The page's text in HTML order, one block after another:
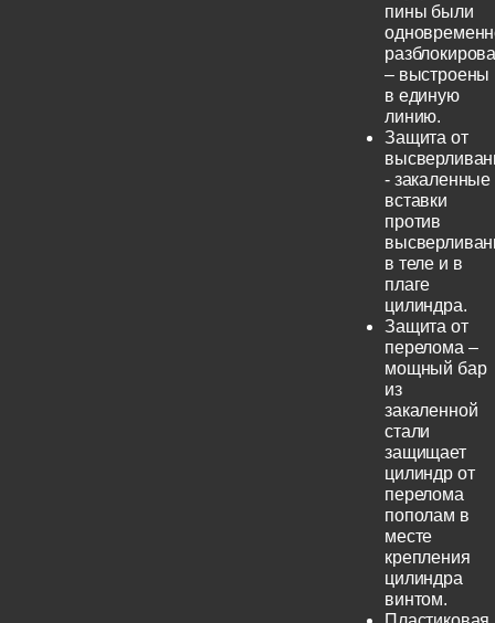
пины были
– выстроены
в единую
линию.
Защита от
- закаленные
вставки
против
в теле и в
плаге
цилиндра.
Защита от
перелома –
мощный бар
из
закаленной
стали
защищает
цилиндр от
перелома
пополам в
месте
крепления
цилиндра
винтом.